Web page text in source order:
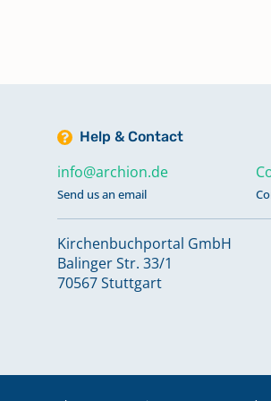
Help & Contact
info@archion.de
Send us an email
Kirchenbuchportal GmbH
Balinger Str. 33/1
70567 Stuttgart